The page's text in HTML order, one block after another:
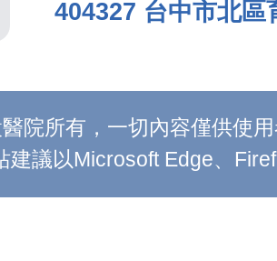
404327 台中市北區
院所有，一切內容僅供使
建議以Microsoft Edge、